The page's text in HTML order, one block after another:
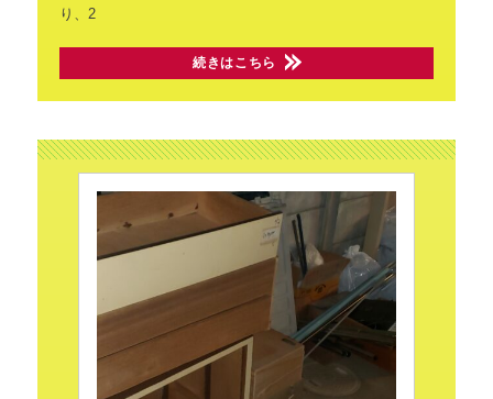
り、2
続きはこちら